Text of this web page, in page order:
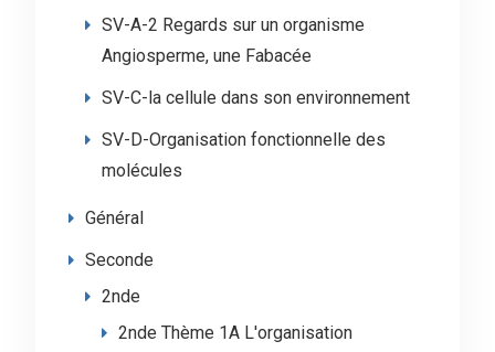
SV-A-2 Regards sur un organisme
Angiosperme, une Fabacée
SV-C-la cellule dans son environnement
SV-D-Organisation fonctionnelle des
molécules
Général
Seconde
2nde
2nde Thème 1A L'organisation